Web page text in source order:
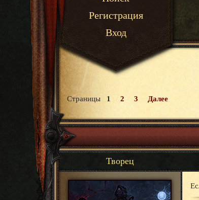
Регистрация
Вход
Страницы 1 2 3 Далее
Творец